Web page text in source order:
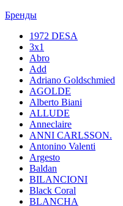
Бренды
1972 DESA
3x1
Abro
Add
Adriano Goldschmied
AGOLDE
Alberto Biani
ALLUDE
Anneclaire
ANNI CARLSSON.
Antonino Valenti
Argesto
Baldan
BILANCIONI
Black Coral
BLANCHA